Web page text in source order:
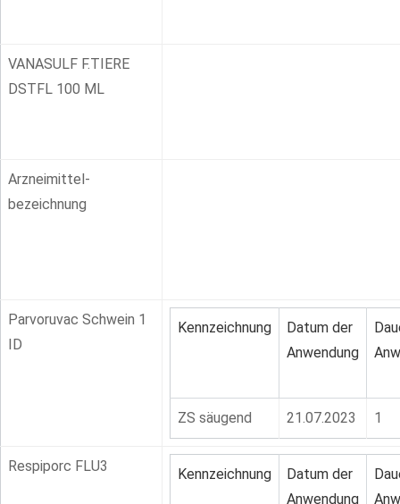
VANASULF F.TIERE
DSTFL 100 ML
Arzneimittel-
bezeichnung
Parvoruvac Schwein 1
ID
Kennzeichnung
Datum der
Anwendung
ZS säugend 21.07.2023 1
Respiporc FLU3 Kennzeichnung
Datum der
Anwendung